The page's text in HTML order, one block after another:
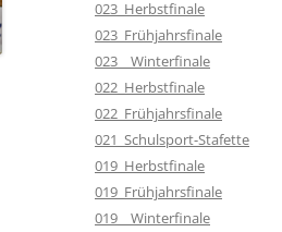
023_Herbstfinale
023_Frühjahrsfinale
023__Winterfinale
022_Herbstfinale
022_Frühjahrsfinale
021_Schulsport-Stafette
019_Herbstfinale
019_Frühjahrsfinale
019__Winterfinale